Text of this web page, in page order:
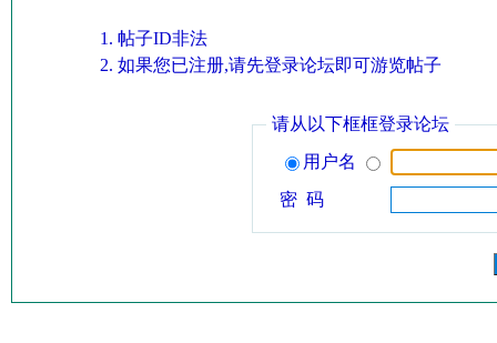
帖子ID非法
如果您已注册,请先登录论坛即可游览帖子
请从以下框框登录论坛
用户名
密 码